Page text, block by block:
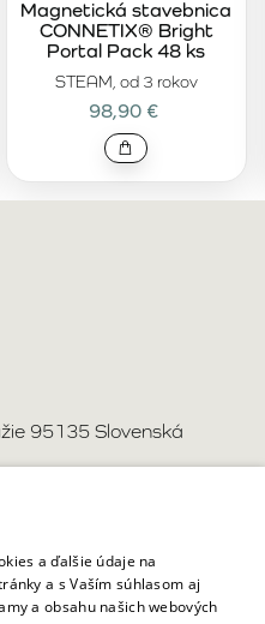
STEAM, od 3 rokov
Magnetická stavebnica
CONNETIX® Bright
Portal Pack 48 ks
98,90 €
95135 Slovenská
a ďalšie údaje na
a s Vaším súhlasom aj
a obsahu našich webových